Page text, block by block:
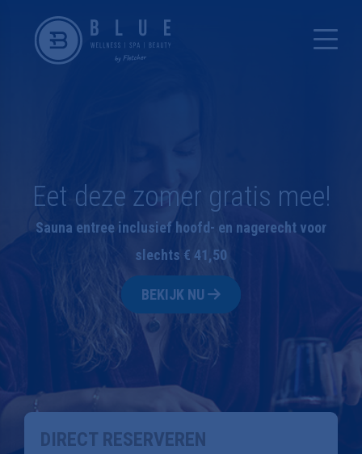
Eet deze zomer gratis mee!
Sauna entree inclusief hoofd- en nagerecht voor
slechts € 41,50
BEKIJK NU
DIRECT RESERVEREN